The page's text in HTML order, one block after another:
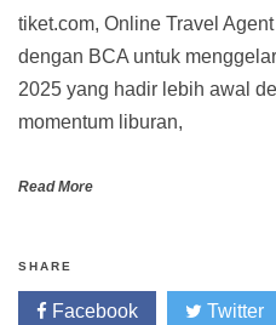
tiket.com, Online Travel
dengan BCA untuk
2025 yang hadir lebih awal
momentum liburan,
Read More
SHARE
Facebook Twitter